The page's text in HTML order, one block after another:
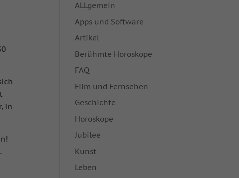
in
ALLgemein
Apps und Software
Artikel
Berühmte Horoskope
FAQ
Film und Fernsehen
Geschichte
Horoskope
Jubilee
Kunst
Leben